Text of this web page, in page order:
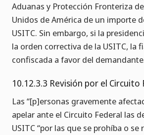
Aduanas y Protección Fronteriza
Unidos de América de un importe
USITC. Sin embargo, si la
la orden correctiva de la USITC, la
confiscada a favor del
10.12.3.3 Revisión por el Circuito
Las “[p]ersonas gravemente
apelar ante el Circuito Federal las
USITC “por las que se prohíba o se